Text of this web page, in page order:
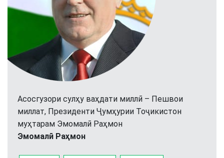
Асосгузори сулҳу ваҳдати миллӣ – Пешвои
миллат, Президенти Ҷумҳурии Тоҷикистон
муҳтарам Эмомалӣ Раҳмон
Эмомалӣ Раҳмон